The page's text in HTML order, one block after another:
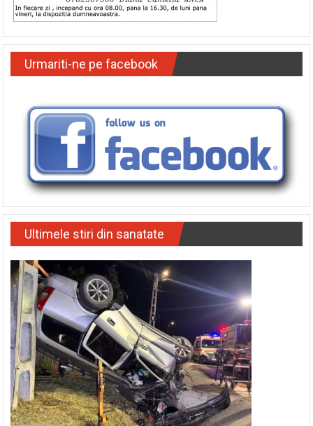
Urmariti-ne pe facebook
Ultimele stiri din sanatate